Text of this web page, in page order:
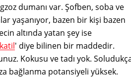
dumanı var. Şofben, soba ve
yaşanıyor, bazen bir kişi bazen
altında yatan şey ise
' diye bilinen bir maddedir.
Kokusu ve tadı yok.
bağlanma potansiyeli yüksek.